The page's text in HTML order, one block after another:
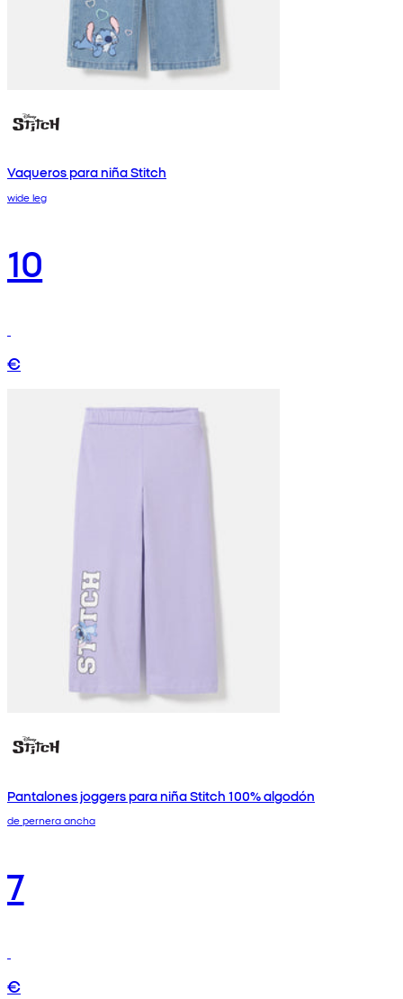
Vaqueros para niña Stitch
wide leg
10
€
Pantalones joggers para niña Stitch 100% algodón
de pernera ancha
7
€